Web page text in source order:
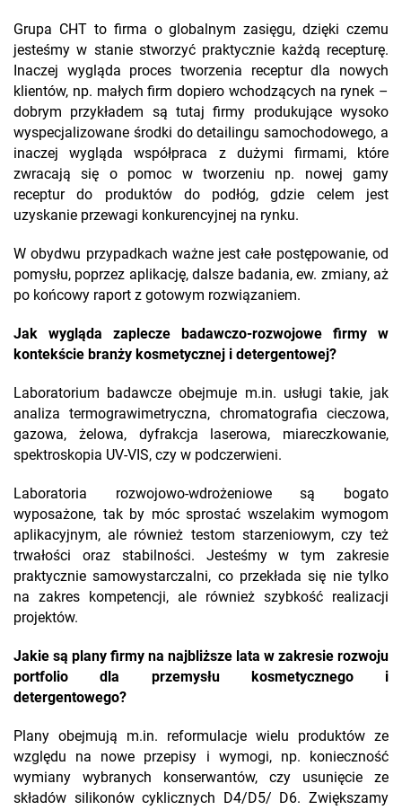
Grupa CHT to firma o globalnym zasięgu, dzięki czemu
jesteśmy w stanie stworzyć praktycznie każdą recepturę.
Inaczej wygląda proces tworzenia receptur dla nowych
klientów, np. małych firm dopiero wchodzących na rynek –
dobrym przykładem są tutaj firmy produkujące wysoko
wyspecjalizowane środki do detailingu samochodowego, a
inaczej wygląda współpraca z dużymi firmami, które
zwracają się o pomoc w tworzeniu np. nowej gamy
receptur do produktów do podłóg, gdzie celem jest
uzyskanie przewagi konkurencyjnej na rynku.
W obydwu przypadkach ważne jest całe postępowanie, od
pomysłu, poprzez aplikację, dalsze badania, ew. zmiany, aż
po końcowy raport z gotowym rozwiązaniem.
Jak wygląda zaplecze badawczo-rozwojowe firmy w
kontekście branży kosmetycznej i detergentowej?
Laboratorium badawcze obejmuje m.in. usługi takie, jak
analiza termograwimetryczna, chromatografia cieczowa,
gazowa, żelowa, dyfrakcja laserowa, miareczkowanie,
spektroskopia UV-VIS, czy w podczerwieni.
Laboratoria rozwojowo-wdrożeniowe są bogato
wyposażone, tak by móc sprostać wszelakim wymogom
aplikacyjnym, ale również testom starzeniowym, czy też
trwałości oraz stabilności. Jesteśmy w tym zakresie
praktycznie samowystarczalni, co przekłada się nie tylko
na zakres kompetencji, ale również szybkość realizacji
projektów.
Jakie są plany firmy na najbliższe lata w zakresie rozwoju
portfolio dla przemysłu kosmetycznego i
detergentowego?
Plany obejmują m.in. reformulacje wielu produktów ze
względu na nowe przepisy i wymogi, np. konieczność
wymiany wybranych konserwantów, czy usunięcie ze
składów silikonów cyklicznych D4/D5/ D6. Zwiększamy